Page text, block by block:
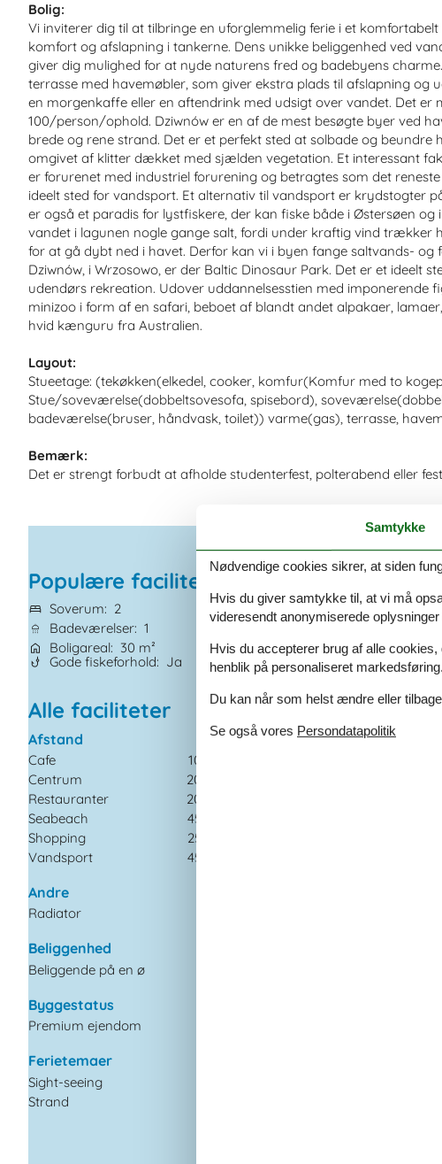
Bolig:
Vi inviterer dig til at tilbringe en uforglemmelig ferie i et
komfort og afslapning i tankerne. Dens unikke beliggenhed ved
giver dig mulighed for at nyde naturens fred og badebyens
terrasse med havemøbler, som giver ekstra plads til afslapning og
en morgenkaffe eller en aftendrink med udsigt over vandet. Det er
100/person/ophold. Dziwnów er en af de mest besøgte byer ved
brede og rene strand. Det er et perfekt sted at solbade og beundre
omgivet af klitter dækket med sjælden vegetation. Et interessant
er forurenet med industriel forurening og betragtes som det
ideelt sted for vandsport. Et alternativ til vandsport er krydstogter
er også et paradis for lystfiskere, der kan fiske både i Østersøen
vandet i lagunen nogle gange salt, fordi under kraftig vind trækker
for at gå dybt ned i havet. Derfor kan vi i byen fange saltvands- og
Dziwnów, i Wrzosowo, er der Baltic Dinosaur Park. Det er et ideelt
udendørs rekreation. Udover uddannelsesstien med imponerende
minizoo i form af en safari, beboet af blandt andet alpakaer,
hvid kænguru fra Australien.
Layout:
Stueetage: (tekøkken(elkedel, cooker, komfur(Komfur med to
Stue/soveværelse(dobbeltsovesofa, spisebord),
badeværelse(bruser, håndvask, toilet)) varme(gas), terrasse,
Bemærk:
Det er strengt forbudt at afholde studenterfest, polterabend eller
Populære faciliteter
Soverum
2
Badeværelser 1
Boligareal
30 m²
Husdyr 1
Tilbyder miniferie
Afstand vand 450 m
Gode fiskeforhold Ja Ikkeryger Ja
Alle faciliteter
Afstand
Cafe
100 m
Centrum
200 m
Restauranter
200 m
Seabeach
450 m
Shopping
250 m
Vandsport
450 m
Andre
Radiator
Beliggenhed
Beliggende på en ø
Byggestatus
Premium ejendom
Ferietemaer
Sight-seeing
Strand
Fritids aktiviteter
Samtykke
Nødvendige cookies sikrer, at siden
Hvis du giver samtykke til, at vi må
videresendt anonymiserede
Hvis du accepterer brug af alle
henblik på personaliseret markedsføring.
Du kan når som helst ændre eller
Se også vores Persondatapolitik